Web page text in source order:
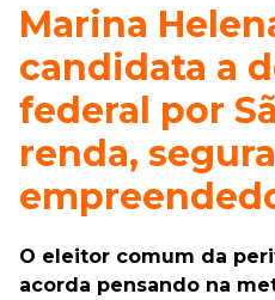
Marina
candidata a
federal por
renda,
O eleitor comum da
acorda pensando na